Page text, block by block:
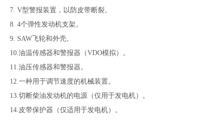
7. V型警报装置，以防皮带断裂。
8. 4个弹性发动机支架。
9. SAW飞轮和外壳。
10.油温传感器和警报器（VDO模拟）。
11.油压传感器和警报器。
12.一种用于调节速度的机械装置。
13.切断柴油发动机的电源（仅用于发电机）。
14.皮带保护器（仅适用于发电机）。